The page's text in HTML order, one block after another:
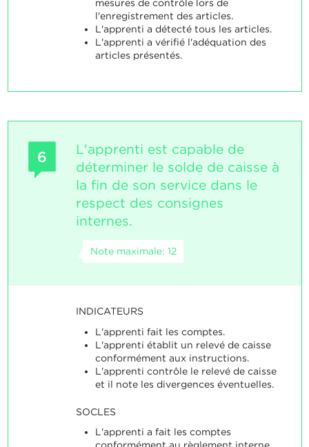
mesures de contrôle lors de
l'enregistrement des articles.
L'apprenti a détecté tous les articles.
L'apprenti a vérifié l'adéquation des
articles présentés.
6
L'apprenti est capable de
déterminer le solde de caisse à
la fin de son service dans le
respect des consignes
internes.
Note maximale: 12
INDICATEURS
L'apprenti fait les comptes.
L'apprenti établit un relevé de caisse
conformément aux instructions.
L'apprenti contrôle le relevé de caisse
et il note les divergences éventuelles.
SOCLES
L'apprenti a fait les comptes